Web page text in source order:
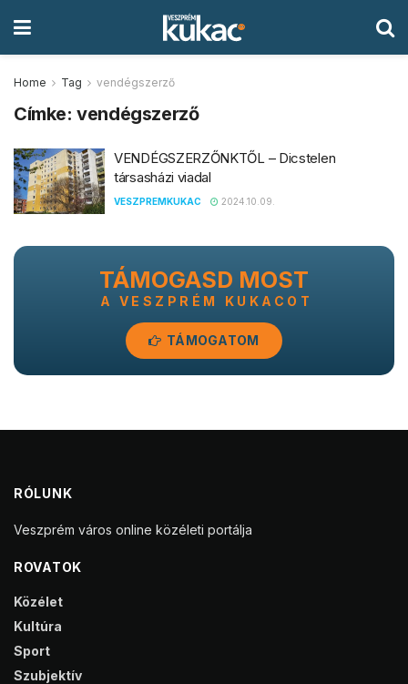
Home Tag vendégszerző
Címke:vendégszerző
VENDÉGSZERZŐNKTŐL – Dicstelen
társasházi viadal
VESZPREMKUKAC 2024.10.09.
TÁMOGASD MOST
A VESZPRÉM KUKACOT
TÁMOGATOM
RÓLUNK
Veszprém város online közéleti portálja
ROVATOK
Közélet
Kultúra
Sport
Szubjektív